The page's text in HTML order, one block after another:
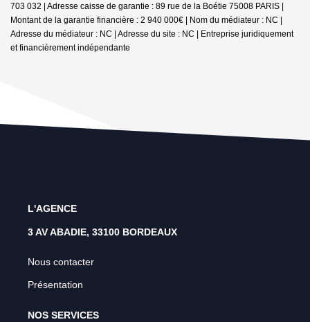
703 032 | Adresse caisse de garantie : 89 rue de la Boétie 75008 PARIS |
Montant de la garantie financière : 2 940 000€ | Nom du médiateur : NC |
Adresse du médiateur : NC | Adresse du site : NC | Entreprise juridiquement
et financièrement indépendante
L'AGENCE
3 AV ABADIE, 33100 BORDEAUX
Nous contacter
Présentation
NOS SERVICES